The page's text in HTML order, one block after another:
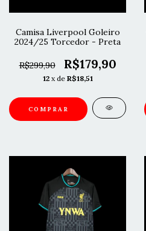
Camisa Liverpool Goleiro
2024/25 Torcedor - Preta
R$299,90 R$179,90
12 x de R$18,51
COMPRAR